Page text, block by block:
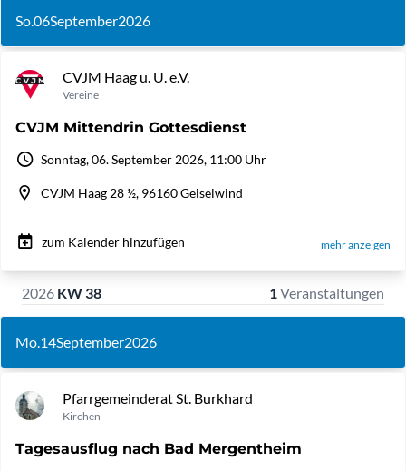
So.06September2026
CVJM Haag u. U. e.V.
Vereine
CVJM Mittendrin Gottesdienst
Sonntag, 06. September 2026, 11:00 Uhr
CVJM Haag 28 ½, 96160 Geiselwind
zum Kalender hinzufügen mehr anzeigen
2026 KW 38 1Veranstaltungen
Mo.14September2026
Pfarrgemeinderat St. Burkhard
Kirchen
Tagesausflug nach Bad Mergentheim